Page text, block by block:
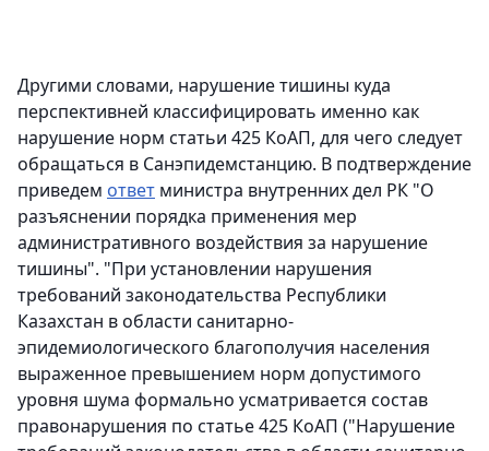
Другими словами, нарушение тишины куда
перспективней классифицировать именно как
нарушение норм статьи 425 КоАП, для чего следует
обращаться в Санэпидемстанцию. В подтверждение
приведем ответ министра внутренних дел РК "О
разъяснении порядка применения мер
административного воздействия за нарушение
тишины". "При установлении нарушения
требований законодательства Республики
Казахстан в области санитарно-
эпидемиологического благополучия населения
выраженное превышением норм допустимого
уровня шума формально усматривается состав
правонарушения по статье 425 КоАП ("Нарушение